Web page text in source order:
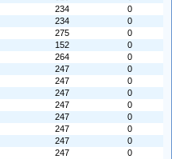
234
0
234
0
275
0
152
0
264
0
247
0
247
0
247
0
247
0
247
0
247
0
247
0
247
0